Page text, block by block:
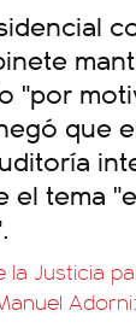
"por
que
el tema
la Justicia